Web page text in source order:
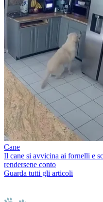
Cane
Il cane si avvicina ai fornelli e
rendersene conto
Guarda tutti gli articoli